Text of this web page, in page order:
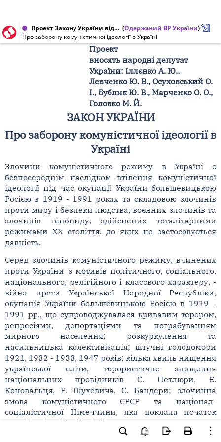
Проект Закону України від 02.12.2014 № 1222 (Одержаний ВР України)
Про заборону комуністичної ідеології в Україні